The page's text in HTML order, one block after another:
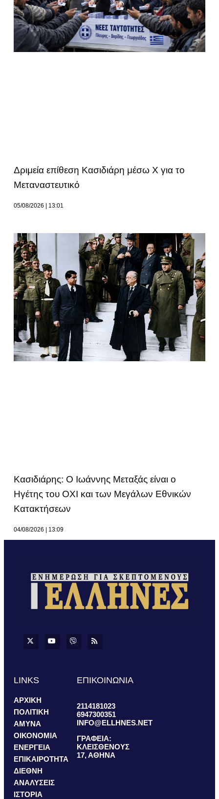
Δριμεία επίθεση Κασιδιάρη μέσω Χ για το
Μεταναστευτικό
05/08/2026 13:01
Κασιδιάρης: Ο Ιωάννης Μεταξάς είναι ο
Ηγέτης του ΟΧΙ και των Μεγάλων Εθνικών
Κατακτήσεων
04/08/2026 13:09
LINKS
ΑΡΧΙΚΗ
ΠΟΛΙΤΙΚΗ
ΑΜΥΝΑ
ΟΙΚΟΝΟΜΙΑ
ΕΝΕΡΓΕΙΑ
ΕΠΙΚΑΙΡΟΤΗΤΑ
ΔΙΕΘΝΗ
ΑΝΑΛΥΣΕΙΣ
ΙΣΤΟΡΙΑ
ΕΠΙΚΟΙΝΩΝΙΑ
2114181023
6947300351
INFO@ELLHNES.NET
ΓΡΑΦΕΙΑ:
ΚΛΕΙΣΘΕΝΟΥΣ
17, ΑΘΗΝΑ